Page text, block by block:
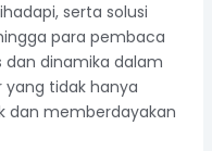
serta solusi
para pembaca
dinamika dalam
tidak hanya
dan memberdayakan